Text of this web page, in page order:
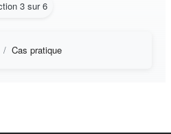
3 sur 6
Cas pratique